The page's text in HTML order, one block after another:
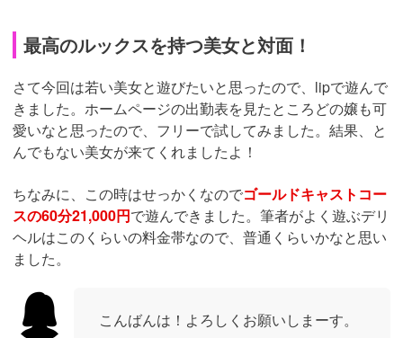
https://pcmax.jp/lp/?
立川のlipで美人嬢を俺のモノにして
きた！